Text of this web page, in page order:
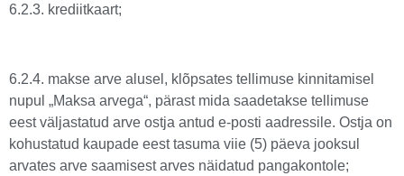
6.2.3. krediitkaart;
6.2.4. makse arve alusel, klõpsates tellimuse kinnitamisel
nupul „Maksa arvega“, pärast mida saadetakse tellimuse
eest väljastatud arve ostja antud e-posti aadressile. Ostja on
kohustatud kaupade eest tasuma viie (5) päeva jooksul
arvates arve saamisest arves näidatud pangakontole;